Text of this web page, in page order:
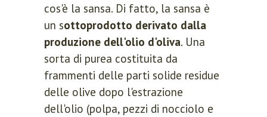
cos'è la sansa. Di fatto, la sansa è
un sottoprodotto derivato dalla
produzione dell'olio d'oliva. Una
sorta di purea costituita da
frammenti delle parti solide residue
delle olive dopo l'estrazione
dell'olio (polpa, pezzi di nocciolo e